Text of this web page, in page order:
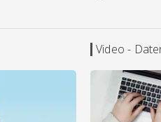
Video -